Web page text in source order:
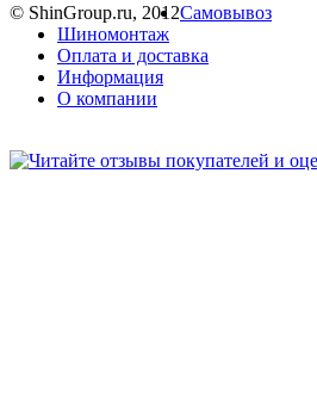
© ShinGroup.ru, 2012Самовывоз
Шиномонтаж
Оплата и доставка
Информация
О компании